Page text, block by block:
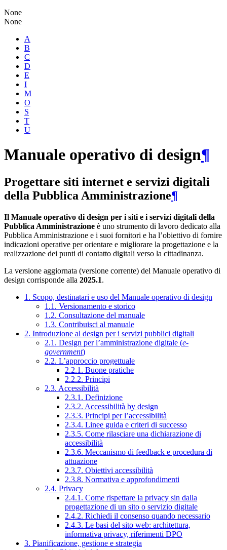
None
None
A
B
C
D
E
I
M
O
S
T
U
Manuale operativo di design¶
Progettare siti internet e servizi digitali
della Pubblica Amministrazione¶
Il Manuale operativo di design per i siti e i servizi digitali della
Pubblica Amministrazione è uno strumento di lavoro dedicato alla
Pubblica Amministrazione e i suoi fornitori e ha l’obiettivo di fornire
indicazioni operative per orientare e migliorare la progettazione e la
realizzazione dei punti di contatto digitali verso la cittadinanza.
La versione aggiornata (versione corrente) del Manuale operativo di
design corrisponde alla 2025.1.
1. Scopo, destinatari e uso del Manuale operativo di design
1.1. Versionamento e storico
1.2. Consultazione del manuale
1.3. Contribuisci al manuale
2. Introduzione al design per i servizi pubblici digitali
2.1. Design per l’amministrazione digitale (e-
government)
2.2. L’approccio progettuale
2.2.1. Buone pratiche
2.2.2. Principi
2.3. Accessibilità
2.3.1. Definizione
2.3.2. Accessibilità by design
2.3.3. Principi per l’accessibilità
2.3.4. Linee guida e criteri di successo
2.3.5. Come rilasciare una dichiarazione di
accessibilità
2.3.6. Meccanismo di feedback e procedura di
attuazione
2.3.7. Obiettivi accessibilità
2.3.8. Normativa e approfondimenti
2.4. Privacy
2.4.1. Come rispettare la privacy sin dalla
progettazione di un sito o servizio digitale
2.4.2. Richiedi il consenso quando necessario
2.4.3. Le basi del sito web: architettura,
informativa privacy, riferimenti DPO
3. Pianificazione, gestione e strategia